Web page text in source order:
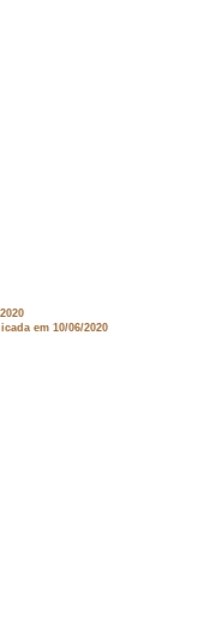
em 10/06/2020